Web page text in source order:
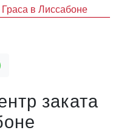
в Лиссабоне
заката